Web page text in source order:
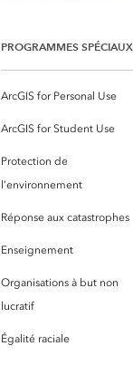
PROGRAMMES SPÉCIAUX
ArcGIS for Personal Use
ArcGIS for Student Use
Protection de
l’environnement
Réponse aux catastrophes
Enseignement
Organisations à but non
lucratif
Égalité raciale